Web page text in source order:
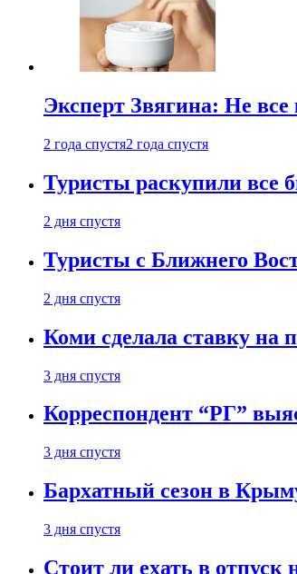
Эксперт Звягина: Не
2 года спустя2 года спустя
Туристы раскупили все
2 дня спустя
Туристы с Ближнего
2 дня спустя
Коми сделала ставку на
3 дня спустя
Корреспондент “РГ”
3 дня спустя
Бархатный сезон в
3 дня спустя
Стоит ли ехать в отпуск